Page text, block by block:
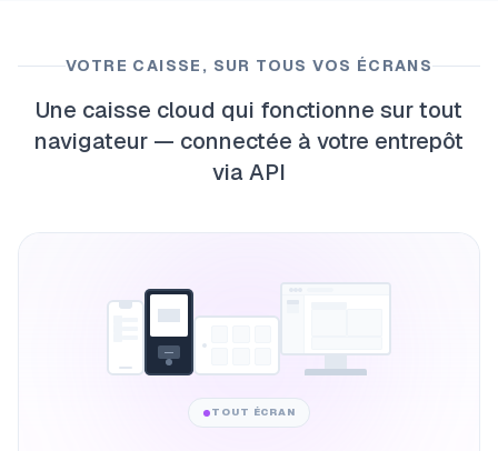
VOTRE CAISSE, SUR TOUS VOS ÉCRANS
Une caisse cloud qui fonctionne sur tout
navigateur — connectée à votre entrepôt
via API
TOUT ÉCRAN